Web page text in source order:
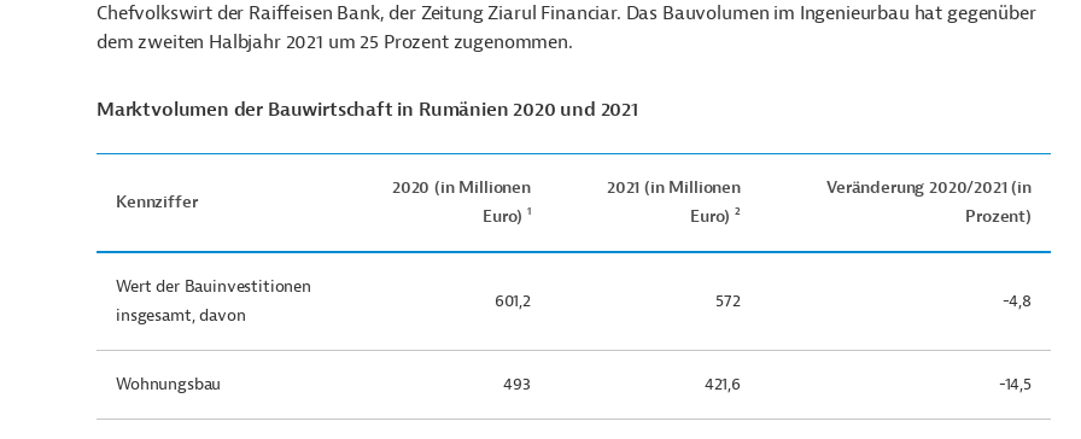
Chefvolkswirt der Raiffeisen Bank, der Zeitung Ziarul Financiar. Das Bauvolumen im Ingenieurbau hat gegenüber
dem zweiten Halbjahr 2021 um 25 Prozent zugenommen.
Marktvolumen der Bauwirtschaft in Rumänien 2020 und 2021
Kennziffer
2020 (in Millionen
Euro)1
2021 (in Millionen
Euro)2
Veränderung 2020/2021 (in
Prozent)
Wert der Bauinvestitionen
insgesamt, davon
601,2 572 -4,8
Wohnungsbau 493 421,6 -14,5